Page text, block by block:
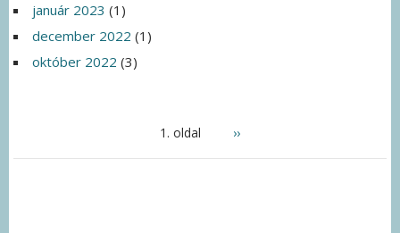
január 2023 (1)
december 2022 (1)
október 2022 (3)
1. oldal Következő
››